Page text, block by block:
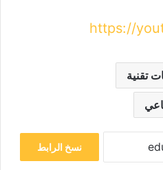
https://
تقنية
نسخ الرابط